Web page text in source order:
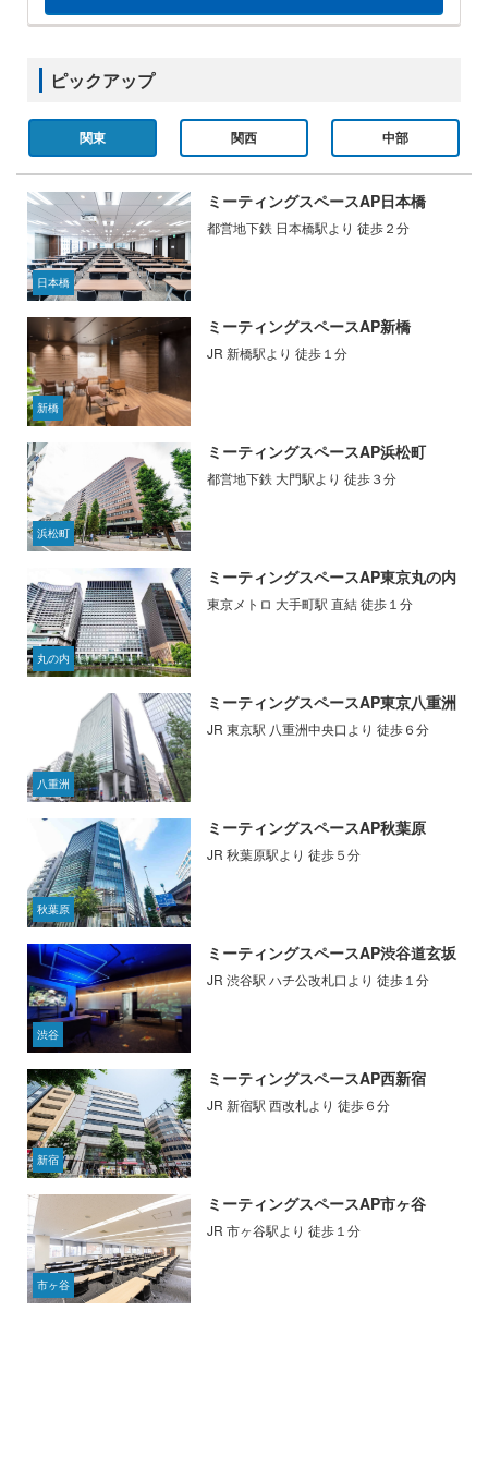
ピックアップ
関東 関西 中部
日本橋
ミーティングスペースAP日本橋
都営地下鉄 日本橋駅より 徒歩２分
新橋
ミーティングスペースAP新橋
JR 新橋駅より 徒歩１分
浜松町
ミーティングスペースAP浜松町
都営地下鉄 大門駅より 徒歩３分
丸の内
ミーティングスペースAP東京丸の内
東京メトロ 大手町駅 直結 徒歩１分
八重洲
ミーティングスペースAP東京八重洲
JR 東京駅 八重洲中央口より 徒歩６分
秋葉原
ミーティングスペースAP秋葉原
JR 秋葉原駅より 徒歩５分
渋谷
ミーティングスペースAP渋谷道玄坂
JR 渋谷駅 ハチ公改札口より 徒歩１分
新宿
ミーティングスペースAP西新宿
JR 新宿駅 西改札より 徒歩６分
市ヶ谷
ミーティングスペースAP市ヶ谷
JR 市ヶ谷駅より 徒歩１分